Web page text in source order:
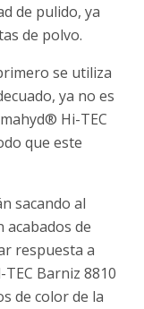
de pulido, ya
de polvo.
se utiliza
ya no es
Hi-TEC
que este
sacando al
acabados de
respuesta a
Barniz 8810
de color de la